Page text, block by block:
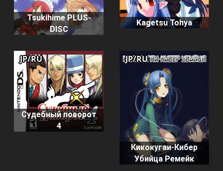
Tsukihime PLUS-
DISC
Kagetsu Tohya
Судебный поворот
4
JP/RU
Кикокугаи-Кибер
Убийца Ремейк
JP/RU